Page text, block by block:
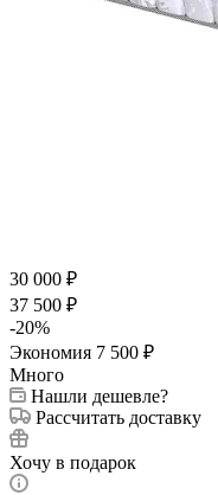
30 000 ₽
37 500 ₽
-20%
Экономия 7 500 ₽
Много
Нашли дешевле?
Рассчитать доставку
Хочу в подарок